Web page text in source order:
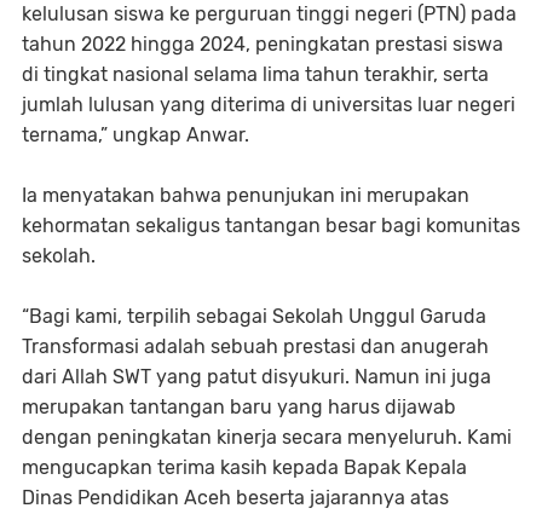
kelulusan siswa ke perguruan tinggi negeri (PTN) pada
tahun 2022 hingga 2024, peningkatan prestasi siswa
di tingkat nasional selama lima tahun terakhir, serta
jumlah lulusan yang diterima di universitas luar negeri
ternama,” ungkap Anwar.
Ia menyatakan bahwa penunjukan ini merupakan
kehormatan sekaligus tantangan besar bagi komunitas
sekolah.
“Bagi kami, terpilih sebagai Sekolah Unggul Garuda
Transformasi adalah sebuah prestasi dan anugerah
dari Allah SWT yang patut disyukuri. Namun ini juga
merupakan tantangan baru yang harus dijawab
dengan peningkatan kinerja secara menyeluruh. Kami
mengucapkan terima kasih kepada Bapak Kepala
Dinas Pendidikan Aceh beserta jajarannya atas